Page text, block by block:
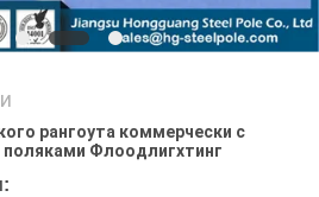
рангоута коммерчески с
Флоодлигхтинг